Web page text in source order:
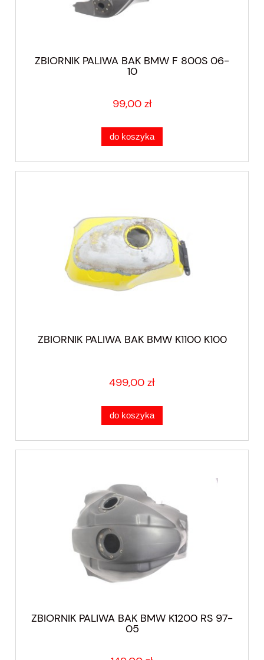
ZBIORNIK PALIWA BAK BMW F 800S 06-
10
99,00 zł
do koszyka
ZBIORNIK PALIWA BAK BMW K1100 K100
499,00 zł
do koszyka
ZBIORNIK PALIWA BAK BMW K1200 RS 97-
05